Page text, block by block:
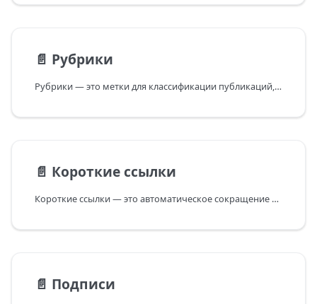
📄️ Рубрики
Рубрики — это метки для классификации публикаций, которые помогают упростить работу с контентом. Они
📄️ Короткие ссылки
Короткие ссылки — это автоматическое сокращение ссылок через встроенные сервисы на основе заданных
📄️ Подписи